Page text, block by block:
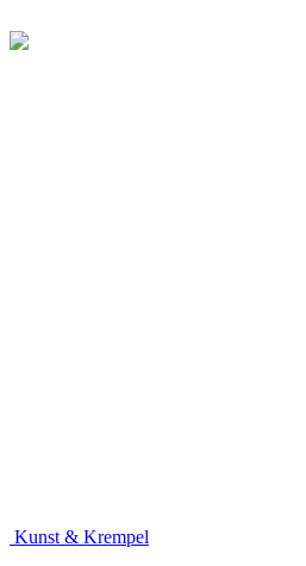
Kunst & Krempel